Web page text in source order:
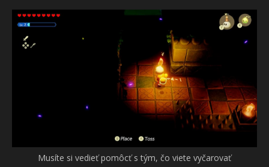
Musíte si vedieť pomôcť s tým, čo viete vyčarovať